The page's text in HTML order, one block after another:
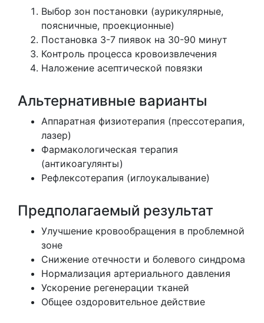
Выбор зон постановки (аурикулярные,
поясничные, проекционные)
Постановка 3-7 пиявок на 30-90 минут
Контроль процесса кровоизвлечения
Наложение асептической повязки
Альтернативные варианты
Аппаратная физиотерапия (прессотерапия,
лазер)
Фармакологическая терапия
(антикоагулянты)
Рефлексотерапия (иглоукалывание)
Предполагаемый результат
Улучшение кровообращения в проблемной
зоне
Снижение отечности и болевого синдрома
Нормализация артериального давления
Ускорение регенерации тканей
Общее оздоровительное действие